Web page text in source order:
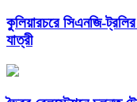
কুলিয়ারচরে সিএনজি-
যাত্রী